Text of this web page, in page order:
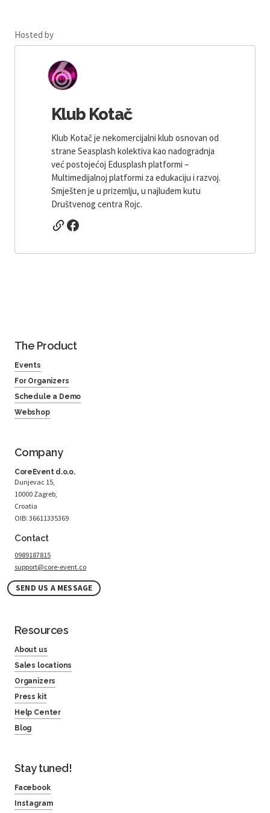
Hosted by
Klub Kotač
Klub Kotač je nekomercijalni klub osnovan od
strane Seasplash kolektiva kao nadogradnja
već postojećoj Edusplash platformi –
Multimedijalnoj platformi za edukaciju i razvoj.
Smješten je u prizemlju, u najluđem kutu
Društvenog centra Rojc.
The Product
Events
For Organizers
Schedule a Demo
Webshop
Company
CoreEvent d.o.o.
Dunjevac 15,
10000 Zagreb,
Croatia
OIB: 36611335369
Contact
0989187815
support@core-event.co
SEND US A MESSAGE
Resources
About us
Sales locations
Organizers
Press kit
Help Center
Blog
Stay tuned!
Facebook
Instagram